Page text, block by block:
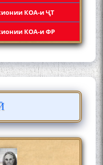
КОА-и ҶТ
КОА-и ФР